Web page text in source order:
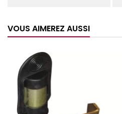
VOUS AIMEREZ AUSSI